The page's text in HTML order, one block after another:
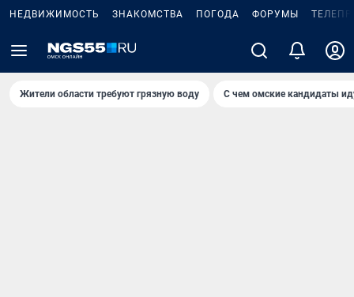
НЕДВИЖИМОСТЬ ЗНАКОМСТВА ПОГОДА ФОРУМЫ
Жители области требуют грязную воду С чем омские кандидаты